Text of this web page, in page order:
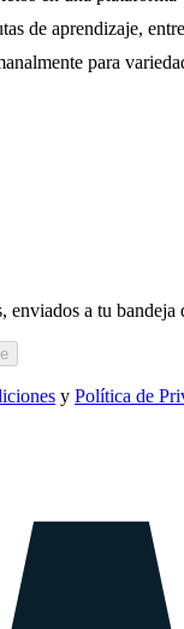
de aprendizaje,
para
a tu bandeja
y Política de